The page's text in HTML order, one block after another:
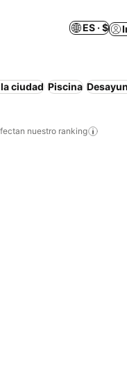
ES · $
ciudad Piscina
nuestro ranking
favoritos
favoritos